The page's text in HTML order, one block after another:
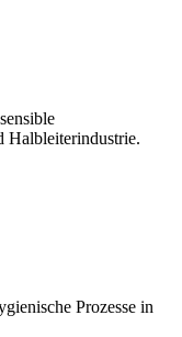
Halbleiterindustrie.
Prozesse in